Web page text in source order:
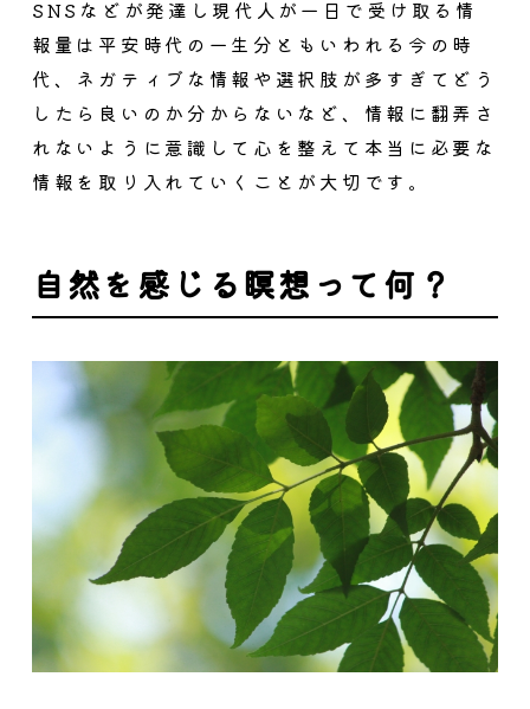
SNSなどが発達し現代人が一日で受け取る情
報量は平安時代の一生分ともいわれる今の時
代、ネガティブな情報や選択肢が多すぎてどう
したら良いのか分からないなど、情報に翻弄さ
れないように意識して心を整えて本当に必要な
情報を取り入れていくことが大切です。
自然を感じる瞑想って何？